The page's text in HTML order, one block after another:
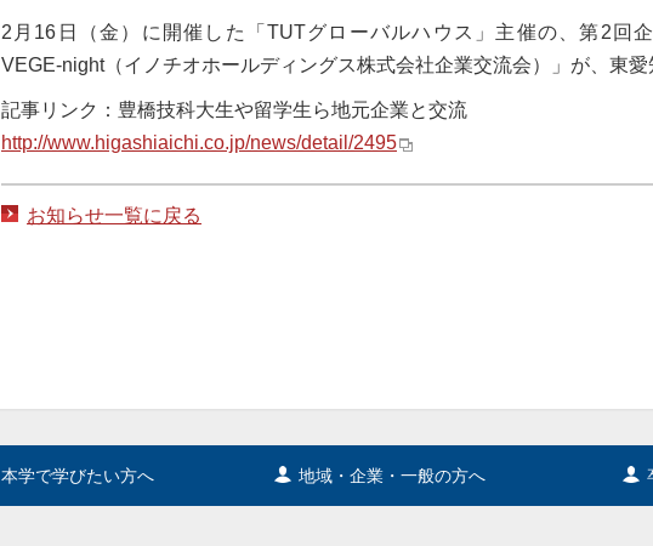
2月16日（金）に開催した「TUTグローバルハウス」主催の、第2回
VEGE-night（イノチオホールディングス株式会社企業交流会）」が、東愛
記事リンク：豊橋技科大生や留学生ら地元企業と交流
http://www.higashiaichi.co.jp/news/detail/2495
お知らせ一覧に戻る
本学で学びたい方へ 地域・企業・一般の方へ